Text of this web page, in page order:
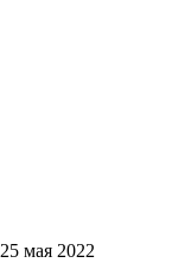
25 мая 2022